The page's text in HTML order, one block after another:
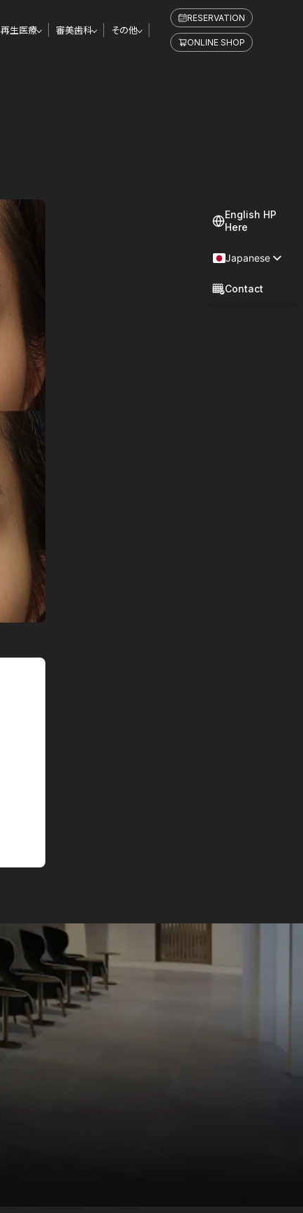
再生医療 審美歯科 その他
RESERVATION
ONLINE SHOP
English HP
Here
Japanese
Contact